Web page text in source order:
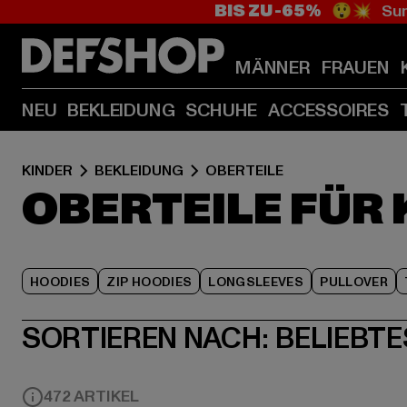
BIS ZU -65% 😲💥
MÄNNER FRAUEN
NEU BEKLEIDUNG SCHUHE ACCESSOIRES
KINDER BEKLEIDUNG OBERTEILE
OBERTEILE FÜR
HOODIES ZIP HOODIES LONGSLEEVES PULLOVER
SORTIEREN NACH:
472 ARTIKEL